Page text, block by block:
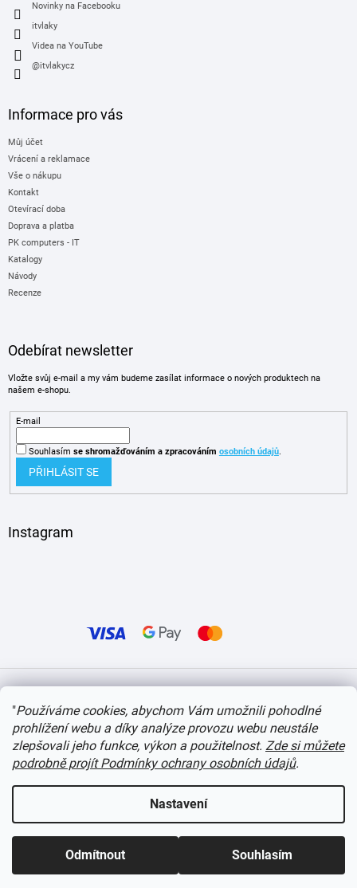
"Používáme cookies, abychom Vám umožnili pohodlné
prohlížení webu a díky analýze provozu webu neustále
zlepšovali jeho funkce, výkon a použitelnost. Zde si můžete
podrobně projít Podmínky ochrany osobních údajů.
Nastavení
Odmítnout Souhlasím
Novinky na Facebooku
itvlaky
Videa na YouTube
@itvlakycz
Informace pro vás
Můj účet
Vrácení a reklamace
Vše o nákupu
Kontakt
Otevírací doba
Doprava a platba
PK computers - IT
Katalogy
Návody
Recenze
Odebírat newsletter
Vložte svůj e-mail a my vám budeme zasílat informace o nových produktech na
našem e-shopu.
E-mail
Souhlasím se shromažďováním a zpracováním osobních údajů.
PŘIHLÁSIT SE
Instagram
Copyright 2026 itvlaky.cz . Všechna práva vyhrazena. Upravit nastavení cookies